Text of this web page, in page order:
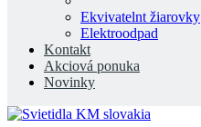
Ekvivatelnt žiarovky
Elektroodpad
Kontakt
Akciová ponuka
Novinky